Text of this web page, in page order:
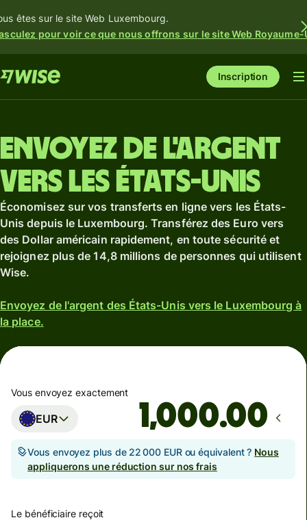
êtes sur le site Web Luxembourg.
pour voir ce que nous offrons sur le site Web Royaume-
Inscription
Envoyez de l'argent
vers les États-Unis
Économisez sur vos transferts en ligne vers les États-
Unis depuis le Luxembourg. Transférez des Euro vers
des Dollar américain rapidement, en toute sécurité et
rejoignez plus de 14,8 millions de personnes qui utilisent
Wise.
Envoyez de l'argent des États-Unis vers le Luxembourg à
la place.
Vous envoyez exactement
EUR .00
Vous envoyez plus de 22 000 EUR ou équivalent ? Nous
appliquerons une réduction sur nos frais
Le bénéficiaire reçoit